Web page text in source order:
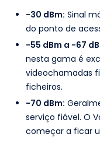
-30 dBm: Sinal
do ponto de
-55 dBm a -67
nesta gama é
videochamadas
ficheiros.
-70 dBm:
serviço fiável. O
começar a ficar